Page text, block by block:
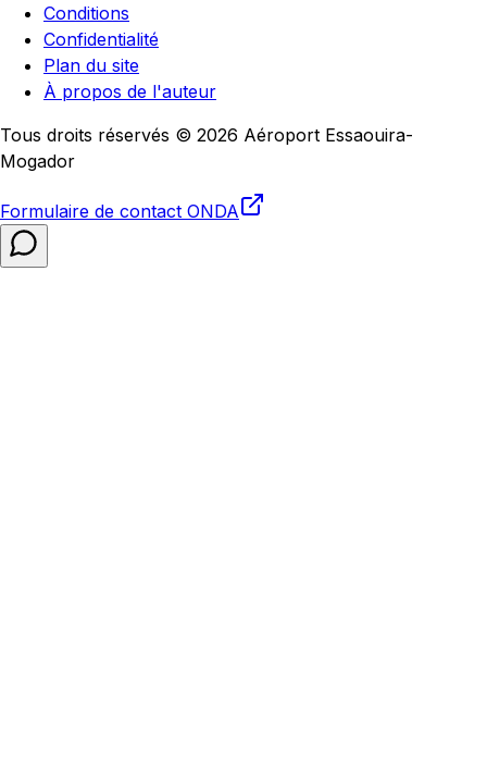
Conditions
Confidentialité
Plan du site
À propos de l'auteur
Tous droits réservés © 2026 Aéroport Essaouira-
Mogador
Formulaire de contact ONDA